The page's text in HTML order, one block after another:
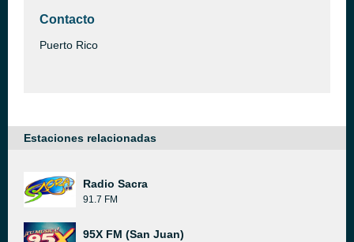
Contacto
Puerto Rico
Estaciones relacionadas
Radio Sacra
91.7 FM
95X FM (San Juan)